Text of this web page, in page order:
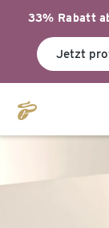
33% Rabatt
Jetzt